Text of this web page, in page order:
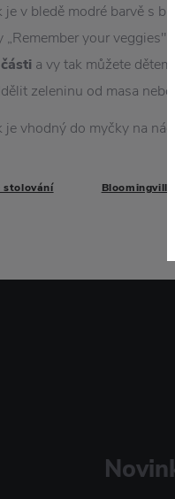
je v bledě modré barvě s
„Remember your
a vy tak můžete
zeleninu od masa
je vhodný do myčky na
stolování Bloomingville